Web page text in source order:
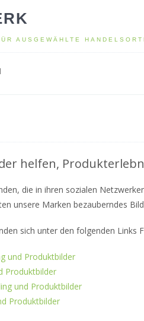
AUSGEWÄHLTE
helfen,
die in ihren sozialen
unsere Marken bezauberndes
sich unter den folgenden Links
und Produktbilder
Produktbilder
und Produktbilder
Produktbilder